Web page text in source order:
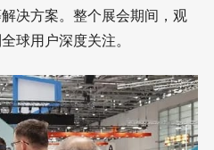
决方案。整个展会期间，观
球用户深度关注。